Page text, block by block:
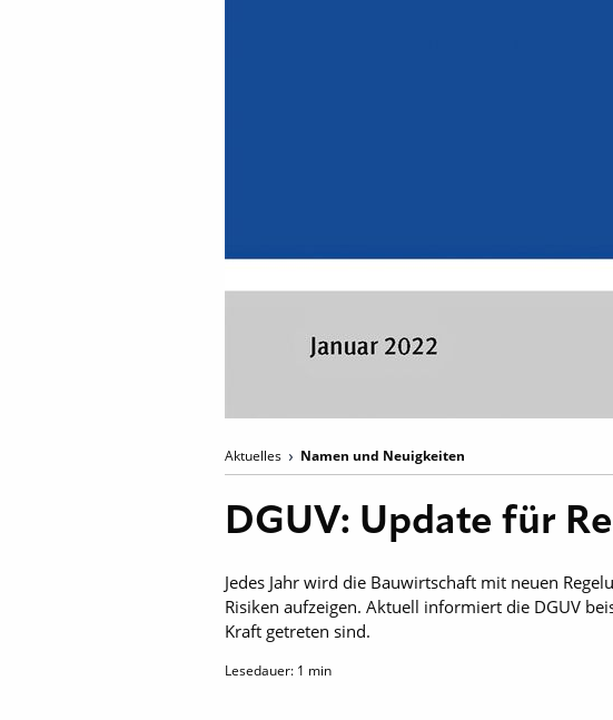
Aktuelles Namen und Neuigkeiten
DGUV: Update für
Jedes Jahr wird die Bauwirtschaft mit neuen
Risiken aufzeigen. Aktuell informiert die DGUV
Kraft getreten sind.
Lesedauer: 1 min